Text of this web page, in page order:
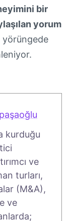
bir
yorum
yörüngede
kurduğu
ve
turları,
(M&A),
ve